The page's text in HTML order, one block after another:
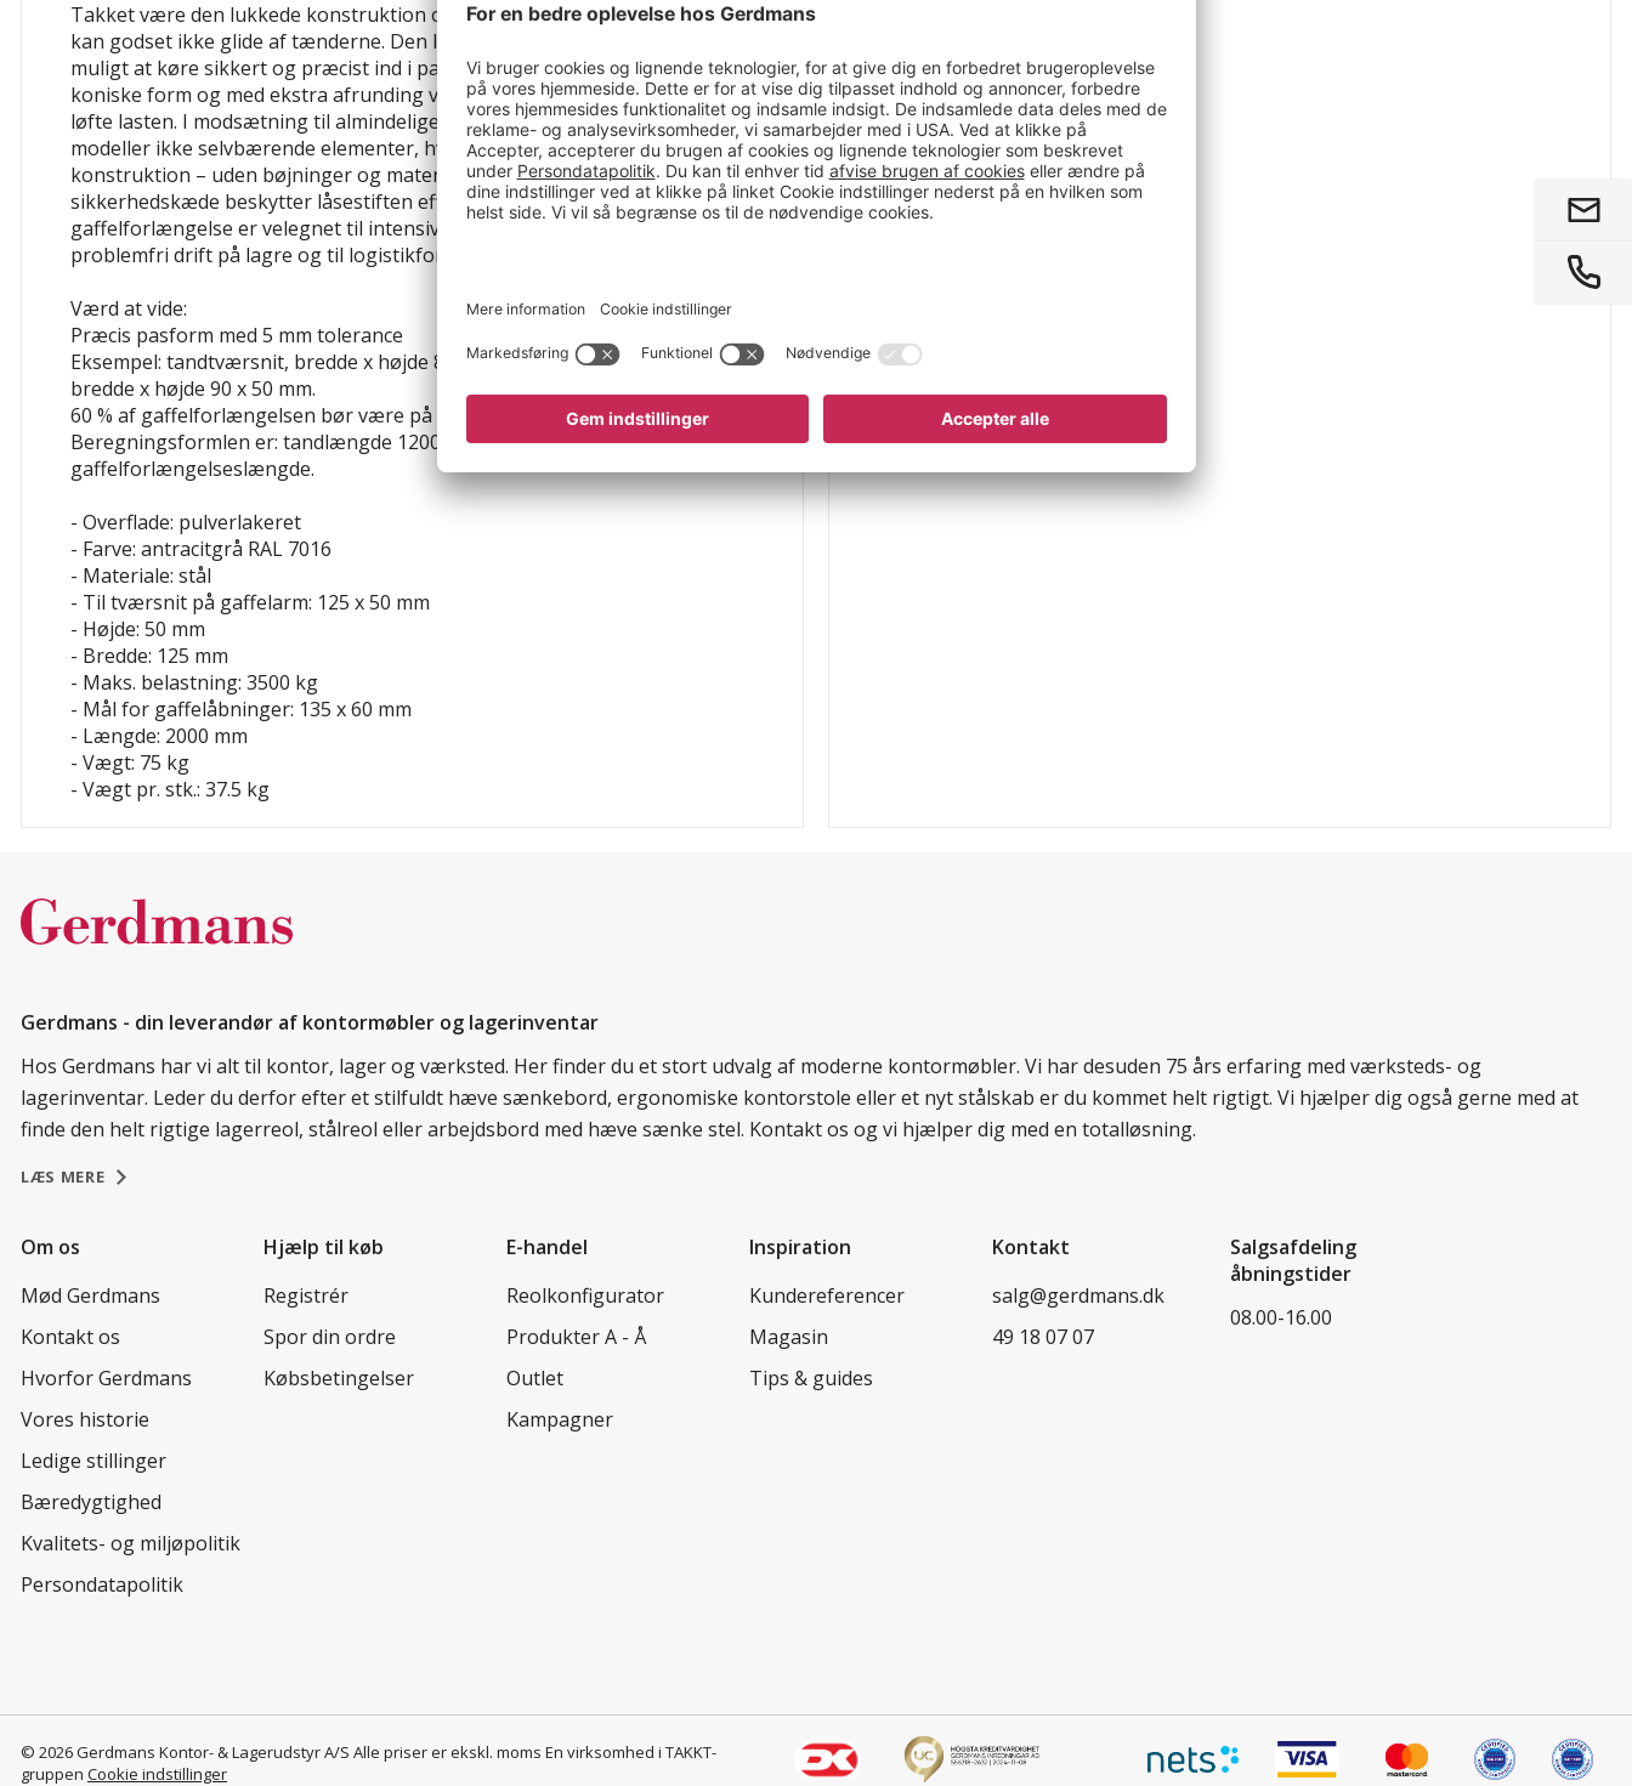
Takket være den lukkede konstruktion og den integrerede låsestiftsikring
kan godset ikke glide af tænderne. Den lukkede gaffelforlængelse gør det
muligt at køre sikkert og præcist ind i paller uden at forårsage skader. Den
koniske form og med ekstra afrunding ved gaffelspidsen gør det lettere at
løfte lasten. I modsætning til almindelige forlængergafler anvender disse
modeller ikke selvbærende elementer, hvilket giver en meget robust
konstruktion – uden bøjninger og materialebrud. En permanent svejset
sikkerhedskæde beskytter låsestiften effektivt mod at gå tabt. Den lukkede
gaffelforlængelse er velegnet til intensiv, daglig brug og bidrager til
problemfri drift på lagre og til logistikformål.
Værd at vide:
Præcis pasform med 5 mm tolerance
Eksempel: tandtværsnit, bredde x højde 80 x 40 mm = indkøringsmål,
bredde x højde 90 x 50 mm.
60 % af gaffelforlængelsen bør være på de eksisterende tænder.
Beregningsformlen er: tandlængde 1200 mm / 0,6 = maks. 2000 mm
gaffelforlængelseslængde.
- Overflade: pulverlakeret
- Farve: antracitgrå RAL 7016
- Materiale: stål
- Til tværsnit på gaffelarm: 125 x 50 mm
- Højde: 50 mm
- Bredde: 125 mm
- Maks. belastning: 3500 kg
- Mål for gaffelåbninger: 135 x 60 mm
- Længde: 2000 mm
- Vægt: 75 kg
- Vægt pr. stk.: 37.5 kg
Gerdmans - din leverandør af kontormøbler og lagerinventar
Hos Gerdmans har vi alt til kontor, lager og værksted. Her finder du et stort udvalg af moderne kontormøbler. Vi har desuden 75 års erfaring med værksteds- og
lagerinventar. Leder du derfor efter et stilfuldt hæve sænkebord, ergonomiske kontorstole eller et nyt stålskab er du kommet helt rigtigt. Vi hjælper dig også gerne med at
finde den helt rigtige lagerreol, stålreol eller arbejdsbord med hæve sænke stel. Kontakt os og vi hjælper dig med en totalløsning.
LÆS MERE
Om os
Mød Gerdmans
Kontakt os
Hvorfor Gerdmans
Vores historie
Ledige stillinger
Bæredygtighed
Kvalitets- og miljøpolitik
Persondatapolitik
Hjælp til køb
Registrér
Spor din ordre
Købsbetingelser
E-handel
Reolkonfigurator
Produkter A - Å
Outlet
Kampagner
Inspiration
Kundereferencer
Magasin
Tips & guides
Kontakt
salg@gerdmans.dk
49 18 07 07
Salgsafdeling
åbningstider
08.00-16.00
© 2026 Gerdmans Kontor- & Lagerudstyr A/S Alle priser er ekskl. moms En virksomhed i TAKKT-
gruppen Cookie indstillinger